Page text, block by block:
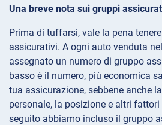
Una breve nota sui gruppi
Prima di tuffarsi, vale la pena
assicurativi. A ogni auto venduta
assegnato un numero di gruppo
basso è il numero, più economica
tua assicurazione, sebbene anche
personale, la posizione e altri
seguito abbiamo incluso il gruppo